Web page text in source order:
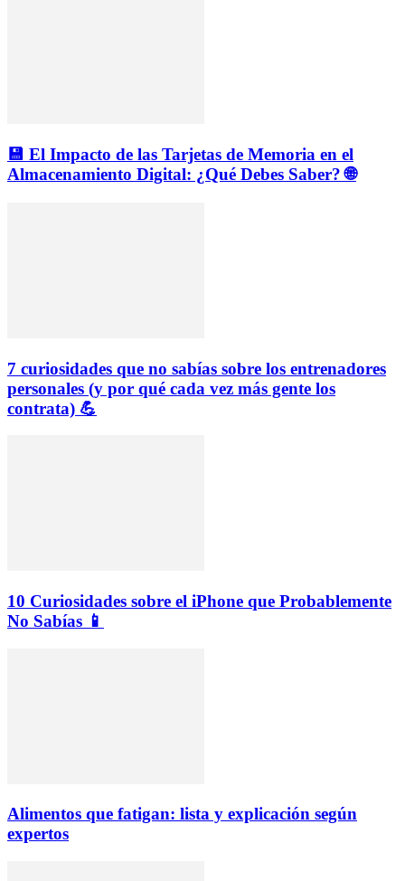
💾 El Impacto de las Tarjetas de Memoria en el
Almacenamiento Digital: ¿Qué Debes Saber? 🌐
7 curiosidades que no sabías sobre los entrenadores
personales (y por qué cada vez más gente los
contrata) 💪
10 Curiosidades sobre el iPhone que Probablemente
No Sabías 📱
Alimentos que fatigan: lista y explicación según
expertos